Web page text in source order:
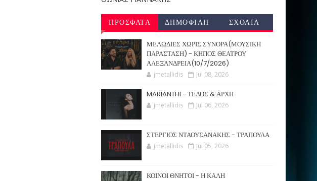
ΠΡΟΣΦΑΤΑ ΔΗΜΟΦΙΛΗ ΣΧΟΛΙΑ
ΜΕΛΩΔΙΕΣ ΧΩΡΙΣ ΣΥΝΟΡΑ(ΜΟΥΣΙΚΗ
ΠΑΡΑΣΤΑΣΗ) - ΚΗΠΟΣ ΘΕΑΤΡΟΥ
ΑΛΕΞΑΝΔΡΕΙΑ(10/7/2026)
jmetallidis Jul 08, 2026
MARIANTHI - ΤΕΛΟΣ & ΑΡΧΗ
jmetallidis Jul 06, 2026
ΣΤΕΡΓΙΟΣ ΝΤΑΟΥΣΑΝΑΚΗΣ - ΤΡΑΠΟΥΛΑ
jmetallidis Jul 05, 2026
ΚΟΙΝΟΙ ΘΝΗΤΟΙ - Η ΚΑΛΗ